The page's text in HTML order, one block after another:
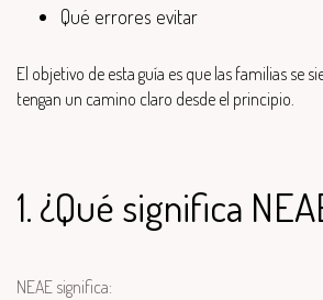
Qué errores evitar
El objetivo de esta guía es que las familias se
tengan un camino claro desde el principio.
1. ¿Qué significa
NEAE significa: